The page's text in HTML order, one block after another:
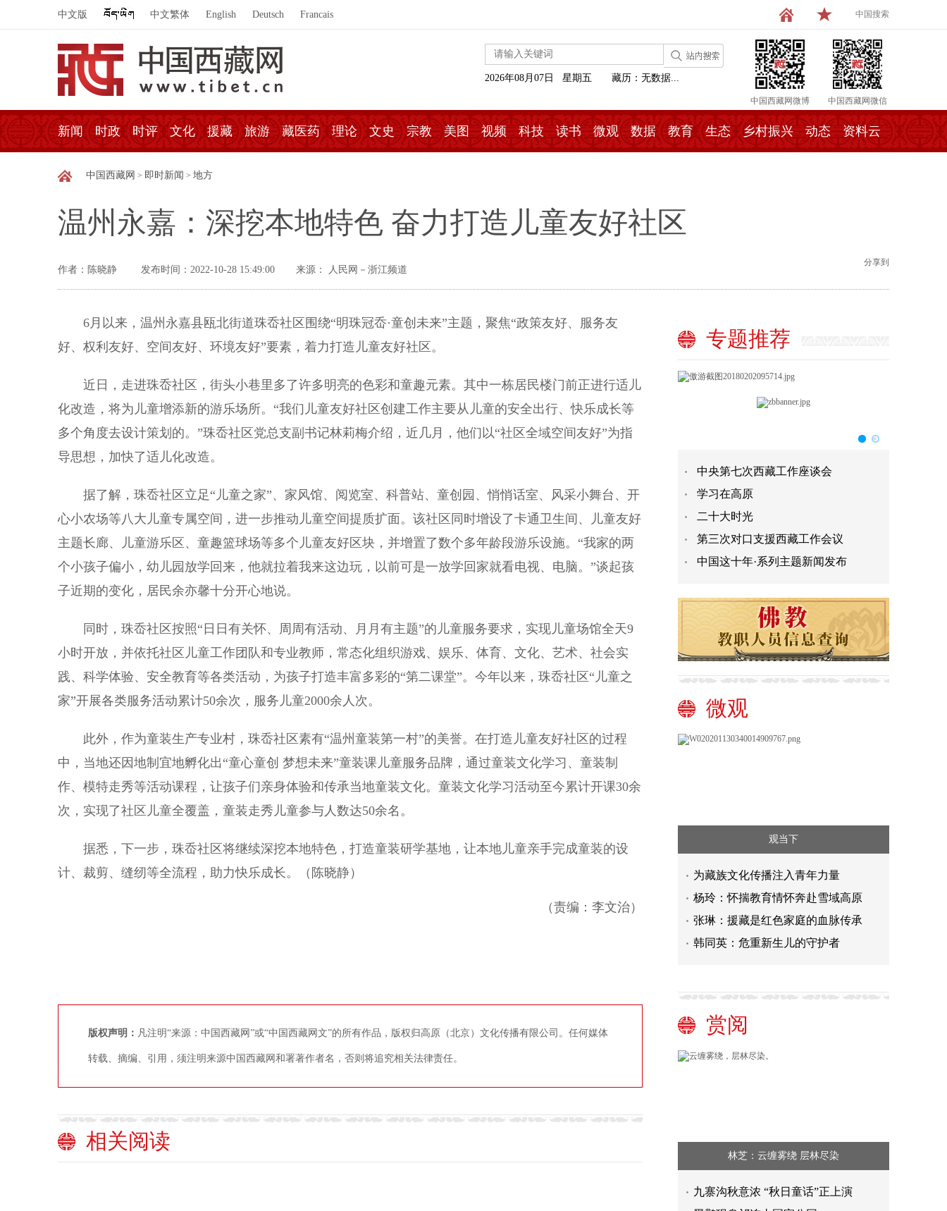
中文版 中文繁体 English Deutsch Francais 中国搜索
中国西藏网微博 中国西藏网微信
2026年08月07日 星期五 藏历：无数据...
新闻 时政 时评 文化 援藏 旅游 藏医药 理论 文史 宗教 美图 视频 科技 读书 微观 数据 教育 生态 乡村振兴 动态 资料云
中国西藏网 > 即时新闻 > 地方
温州永嘉：深挖本地特色 奋力打造儿童友好社区
作者：陈晓静 发布时间：2022-10-28 15:49:00 来源： 人民网－浙江频道
分享到
6月以来，温州永嘉县瓯北街道珠岙社区围绕“明珠冠岙·童创未来”主题，聚焦“政策友好、服务友
好、权利友好、空间友好、环境友好”要素，着力打造儿童友好社区。
近日，走进珠岙社区，街头小巷里多了许多明亮的色彩和童趣元素。其中一栋居民楼门前正进行适儿
化改造，将为儿童增添新的游乐场所。“我们儿童友好社区创建工作主要从儿童的安全出行、快乐成长等
多个角度去设计策划的。”珠岙社区党总支副书记林莉梅介绍，近几月，他们以“社区全域空间友好”为指
导思想，加快了适儿化改造。
据了解，珠岙社区立足“儿童之家”、家风馆、阅览室、科普站、童创园、悄悄话室、风采小舞台、开
心小农场等八大儿童专属空间，进一步推动儿童空间提质扩面。该社区同时增设了卡通卫生间、儿童友好
主题长廊、儿童游乐区、童趣篮球场等多个儿童友好区块，并增置了数个多年龄段游乐设施。“我家的两
个小孩子偏小，幼儿园放学回来，他就拉着我来这边玩，以前可是一放学回家就看电视、电脑。”谈起孩
子近期的变化，居民余亦馨十分开心地说。
同时，珠岙社区按照“日日有关怀、周周有活动、月月有主题”的儿童服务要求，实现儿童场馆全天9
小时开放，并依托社区儿童工作团队和专业教师，常态化组织游戏、娱乐、体育、文化、艺术、社会实
践、科学体验、安全教育等各类活动，为孩子打造丰富多彩的“第二课堂”。今年以来，珠岙社区“儿童之
家”开展各类服务活动累计50余次，服务儿童2000余人次。
此外，作为童装生产专业村，珠岙社区素有“温州童装第一村”的美誉。在打造儿童友好社区的过程
中，当地还因地制宜地孵化出“童心童创 梦想未来”童装课儿童服务品牌，通过童装文化学习、童装制
作、模特走秀等活动课程，让孩子们亲身体验和传承当地童装文化。童装文化学习活动至今累计开课30余
次，实现了社区儿童全覆盖，童装走秀儿童参与人数达50余名。
据悉，下一步，珠岙社区将继续深挖本地特色，打造童装研学基地，让本地儿童亲手完成童装的设
计、裁剪、缝纫等全流程，助力快乐成长。（陈晓静）
（责编：李文治）
版权声明： 凡注明“来源：中国西藏网”或“中国西藏网文”的所有作品，版权归高原（北京）文化传播有限公司。任何媒体
转载、摘编、引用，须注明来源中国西藏网和署著作者名，否则将追究相关法律责任。
相关阅读
专题推荐
中央第七次西藏工作座谈会
学习在高原
二十大时光
第三次对口支援西藏工作会议
中国这十年·系列主题新闻发布
微观
观当下
为藏族文化传播注入青年力量
杨玲：怀揣教育情怀奔赴雪域高原
张琳：援藏是红色家庭的血脉传承
韩同英：危重新生儿的守护者
赏阅
林芝：云缠雾绕 层林尽染
九寨沟秋意浓 “秋日童话”正上演